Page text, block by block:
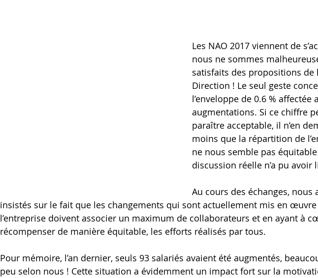
Les NAO 2017 viennent de
nous ne sommes
satisfaits des propositions de
Direction ! Le seul geste
l’enveloppe de 0.6 % affectée
augmentations. Si ce chiffre
paraître acceptable, il n’en
moins que la répartition de
ne nous semble pas
discussion réelle n’a pu avoir
Au cours des échanges, nous
insistés sur le fait que les changements qui sont actuellement mis en œuvre
l’entreprise doivent associer un maximum de collaborateurs et en ayant à
récompenser de manière équitable, les efforts réalisés par tous.
Pour mémoire, l’an dernier, seuls 93 salariés avaient été augmentés,
peu selon nous ! Cette situation a évidemment un impact fort sur la